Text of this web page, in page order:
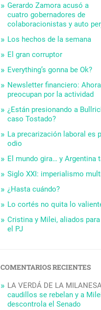
Gerardo Zamora acusó a
cuatro gobernadores de
colaboracionistas y auto
Los hechos de la semana
El gran corruptor
Everything’s gonna be Ok?
Newsletter financiero:
preocupan por la actividad
¿Están presionando a
caso Tostado?
La precarización laboral es
odio
El mundo gira… y Argentina
Siglo XXI: imperialismo
¿Hasta cuándo?
Lo cortés no quita lo
Cristina y Milei, aliados
el PJ
COMENTARIOS RECIENTES
LA VERDÁ DE LA
caudillos se rebelan y a
descontrola el Senado